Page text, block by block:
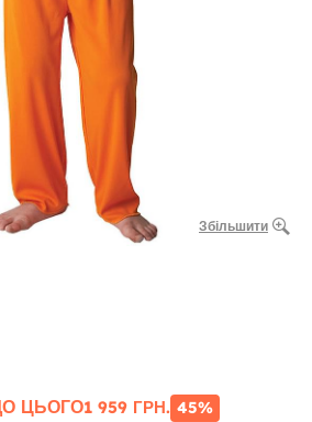
Збільшити
ЦЬОГО1 959 ГРН. 45%